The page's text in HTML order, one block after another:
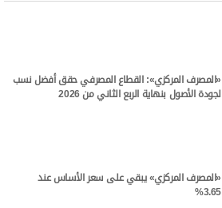
«المصرف المركزي»: القطاع المصرفي حقق أفضل نسب
لجودة الأصول بنهاية الربع الثاني من 2026
«المصرف المركزي» يبقي على سعر الأساس عند
3.65%